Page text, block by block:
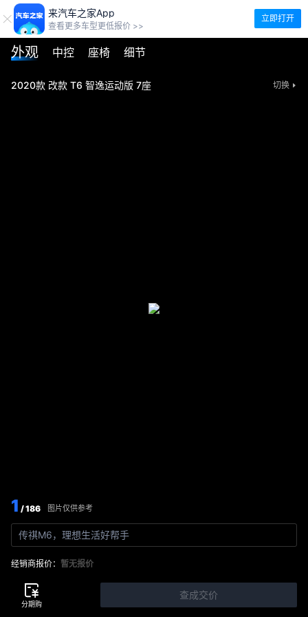
来汽车之家App
查看更多车型更低报价 >>
立即打开
外观 中控 座椅 细节
2020款 改款 T6 智逸运动版 7座 切换
1 / 186 图片仅供参考
传祺M6，理想生活好帮手
经销商报价： 暂无报价
查成交价